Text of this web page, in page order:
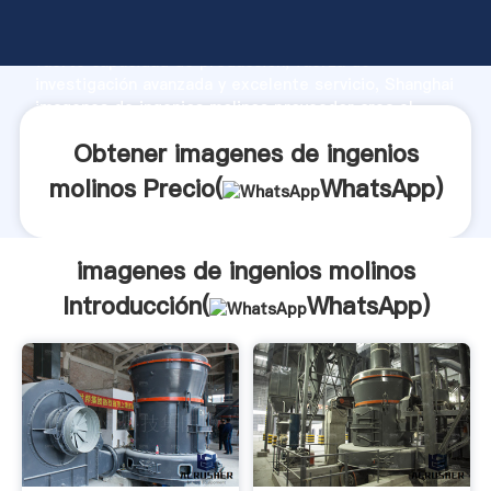
fuerte capacidad de producción, fuerza de
imagenes de ingenios molinos proveedor crea el
Obtener imagenes de ingenios
molinos Precio(
WhatsApp)
imagenes de ingenios molinos
Introducción(
WhatsApp)